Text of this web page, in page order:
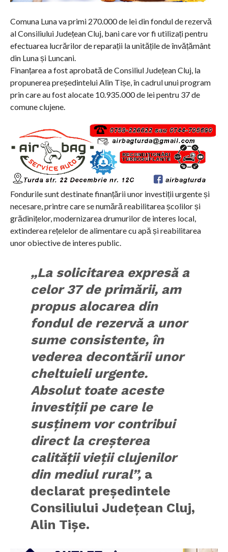
Comuna Luna va primi 270.000 de lei din fondul de rezervă
al Consiliului Județean Cluj, bani care vor fi utilizați pentru
efectuarea lucrărilor de reparații la unitățile de învățământ
din Luna și Luncani.
Finanțarea a fost aprobată de Consiliul Județean Cluj, la
propunerea președintelui Alin Tișe, în cadrul unui program
prin care au fost alocate 10.935.000 de lei pentru 37 de
comune clujene.
Fondurile sunt destinate finanțării unor investiții urgente și
necesare, printre care se numără reabilitarea școlilor și
grădinițelor, modernizarea drumurilor de interes local,
extinderea rețelelor de alimentare cu apă și reabilitarea
unor obiective de interes public.
„La solicitarea expresă a
celor 37 de primării, am
propus alocarea din
fondul de rezervă a unor
sume consistente, în
vederea decontării unor
cheltuieli urgente.
Absolut toate aceste
investiții pe care le
susținem vor contribui
direct la creșterea
calității vieții clujenilor
din mediul rural”, a
declarat președintele
Consiliului Județean Cluj,
Alin Tișe.